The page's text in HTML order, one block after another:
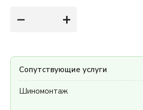
− +
Сопутствующие услуги
Шиномонтаж